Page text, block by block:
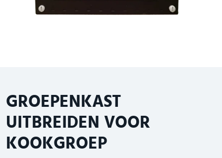
GROEPENKAST
UITBREIDEN VOOR
KOOKGROEP